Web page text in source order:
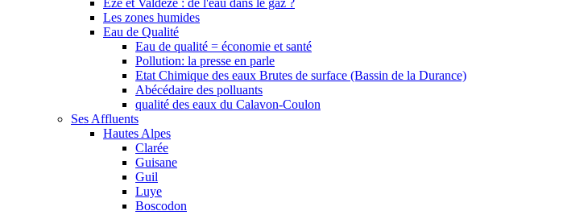
Eze et Valdeze : de l'eau dans le gaz ?
Les zones humides
Eau de Qualité
Eau de qualité = économie et santé
Pollution: la presse en parle
Etat Chimique des eaux Brutes de surface (Bassin de la Durance)
Abécédaire des polluants
qualité des eaux du Calavon-Coulon
Ses Affluents
Hautes Alpes
Clarée
Guisane
Guil
Luye
Boscodon